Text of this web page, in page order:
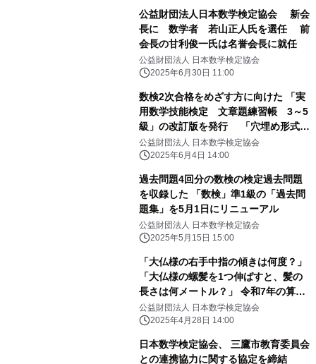
公益財団法人日本数学検定協会 新会
長に 数学者 若山正人氏を選任 前
会長の甘利俊一氏は名誉会長に就任
公益財団法人 日本数学検定協会
2025年6月30日 11:00
数検2次合格をめざす方に向けた 「実
用数学技能検定 文章題練習帳 3～5
級」の改訂版を発行 「穴埋め形式」
で自分で解く力が身につく
公益財団法人 日本数学検定協会
2025年6月4日 14:00
過去問題4回分の数検の検定過去問題
を収録した 「数検」準1級の「過去問
題集」を5月1日にリニューアル
公益財団法人 日本数学検定協会
2025年5月15日 15:00
「大仏様の右手中指の傾きは何度？」
「大仏様の螺髪を1つ伸ばすと、髪の
長さは何メートル？」 令和7年の算額
を東大寺に奉納、 問題を作成した児童
を大仏殿で表彰
公益財団法人 日本数学検定協会
2025年4月28日 14:00
日本数学検定協会、 三鷹市教育委員会
との連携協力に関する協定を締結